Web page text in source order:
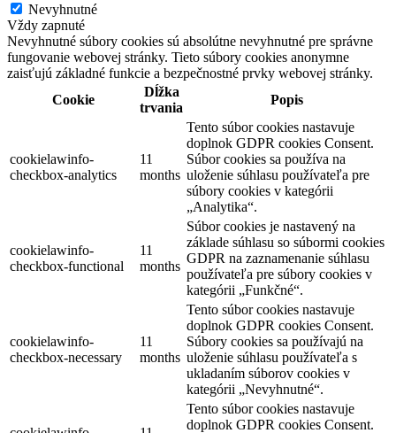
Nevyhnutné
Vždy zapnuté
Nevyhnutné súbory cookies sú absolútne nevyhnutné pre správne
fungovanie webovej stránky. Tieto súbory cookies anonymne
zaisťujú základné funkcie a bezpečnostné prvky webovej stránky.
Cookie
Dĺžka
trvania
Popis
cookielawinfo-
checkbox-analytics
11
months
Tento súbor cookies nastavuje
doplnok GDPR cookies Consent.
Súbor cookies sa používa na
uloženie súhlasu používateľa pre
súbory cookies v kategórii
„Analytika“.
cookielawinfo-
checkbox-functional
11
months
Súbor cookies je nastavený na
základe súhlasu so súbormi cookies
GDPR na zaznamenanie súhlasu
používateľa pre súbory cookies v
kategórii „Funkčné“.
cookielawinfo-
checkbox-necessary
11
months
Tento súbor cookies nastavuje
doplnok GDPR cookies Consent.
Súbory cookies sa používajú na
uloženie súhlasu používateľa s
ukladaním súborov cookies v
kategórii „Nevyhnutné“.
Tento súbor cookies nastavuje
doplnok GDPR cookies Consent.